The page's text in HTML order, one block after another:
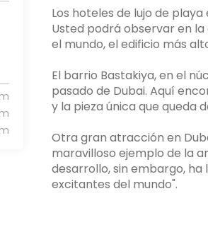
Los hoteles de lujo de
Usted podrá observar en
el mundo, el edificio más
El barrio Bastakiya, en el
pasado de Dubai. Aquí
y la pieza única que queda
Otra gran atracción en
maravilloso ejemplo de la
desarrollo, sin embargo,
excitantes del mundo".